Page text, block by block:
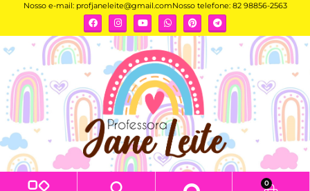
Nosso e-mail: profjaneleite@gmail.comNosso telefone: 82 98856-2563
0